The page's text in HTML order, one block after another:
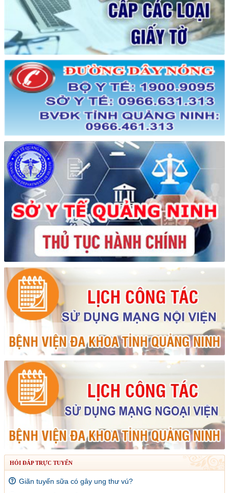
HỎI ĐÁP TRỰC TUYẾN
Giãn tuyến sữa có gây ung thư vú?